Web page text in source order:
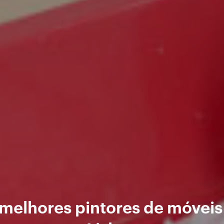
pintores de